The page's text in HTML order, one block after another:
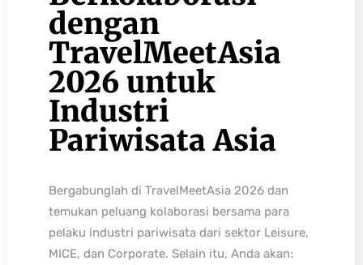
dengan
TravelMeetAsia
2026 untuk
Industri
Pariwisata Asia
Bergabunglah di TravelMeetAsia 2026 dan
temukan peluang kolaborasi bersama para
pelaku industri pariwisata dari sektor Leisure,
MICE, dan Corporate. Selain itu, Anda akan: